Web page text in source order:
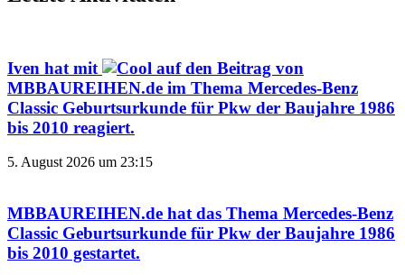
Iven hat mit
auf den Beitrag von
MBBAUREIHEN.de im Thema Mercedes-Benz
Classic Geburtsurkunde für Pkw der Baujahre 1986
bis 2010 reagiert.
5. August 2026 um 23:15
MBBAUREIHEN.de hat das Thema Mercedes-Benz
Classic Geburtsurkunde für Pkw der Baujahre 1986
bis 2010 gestartet.